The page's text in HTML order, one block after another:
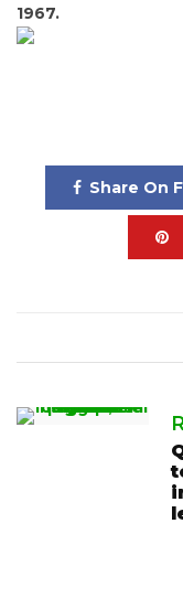
1967.
Share On